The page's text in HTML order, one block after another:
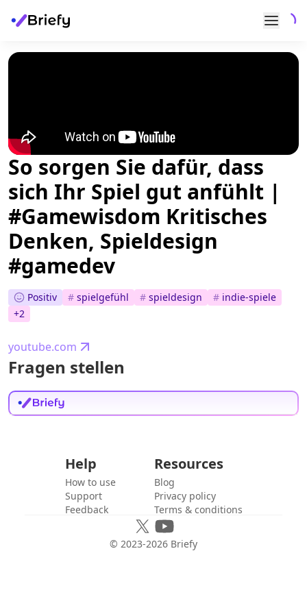
So sorgen Sie dafür, dass
sich Ihr Spiel gut anfühlt |
#Gamewisdom Kritisches
Denken, Spieldesign
#gamedev
Positiv # spielgefühl # spieldesign # indie-spiele
+2
youtube.com
Fragen stellen
Help
How to use
Support
Feedback
Resources
Blog
Privacy policy
Terms & conditions
© 2023-2026 Briefy